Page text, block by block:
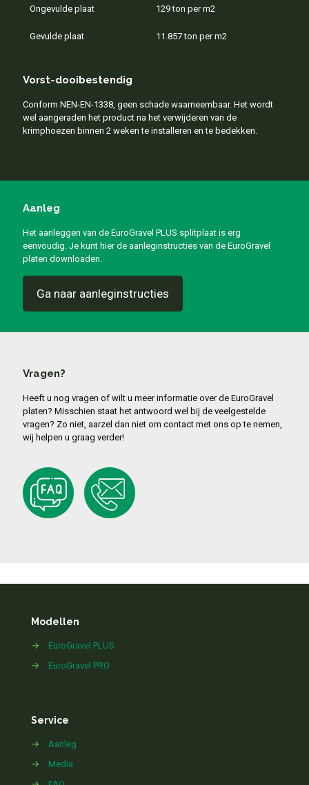
Ongevulde plaat 129 ton per m2
Gevulde plaat 11.857 ton per m2
Vorst-dooibestendig
Conform NEN-EN-1338, geen schade waarneembaar. Het wordt
wel aangeraden het product na het verwijderen van de
krimphoezen binnen 2 weken te installeren en te bedekken.
Aanleg
Het aanleggen van de EuroGravel PLUS splitplaat is erg
eenvoudig. Je kunt hier de aanleginstructies van de EuroGravel
platen downloaden.
Ga naar aanleginstructies
Vragen?
Heeft u nog vragen of wilt u meer informatie over de EuroGravel
platen? Misschien staat het antwoord wel bij de veelgestelde
vragen? Zo niet, aarzel dan niet om contact met ons op te nemen,
wij helpen u graag verder!
Modellen
→
EuroGravel PLUS
→
EuroGravel PRO
Service
→
Aanleg
→
Media